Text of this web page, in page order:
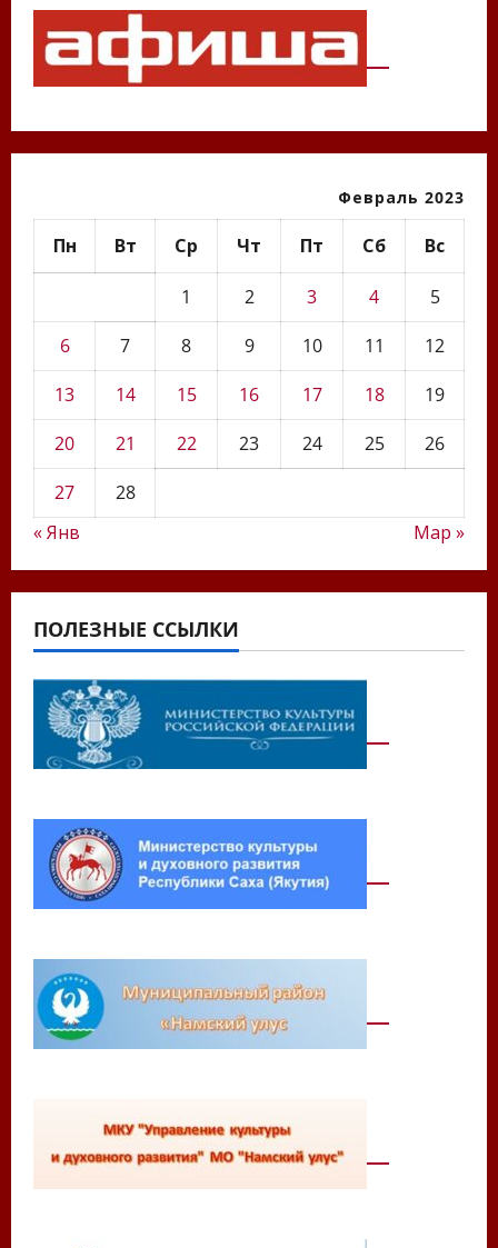
Февраль 2023
Пн Вт Ср Чт Пт Сб Вс
1 2 3 4
5
6
7 8 9 10 11
12
13
14 15 16 17 18
19
20
21 22 23 24 25
26
27
28
« Янв
Мар »
ПОЛЕЗНЫЕ ССЫЛКИ